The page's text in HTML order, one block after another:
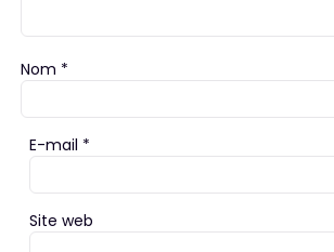
Nom *
E-mail *
Site web